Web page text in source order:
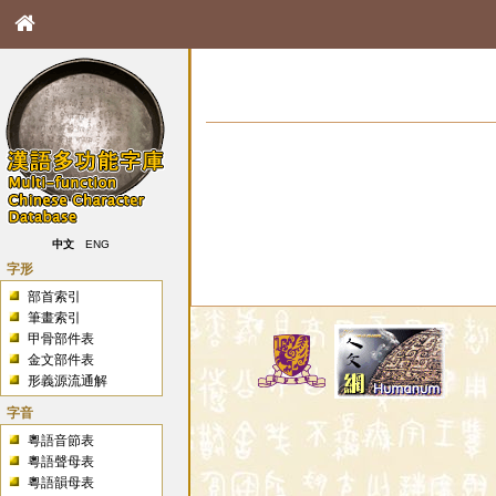
中文 ENG
字形
部首索引
筆畫索引
甲骨部件表
金文部件表
形義源流通解
字音
粵語音節表
粵語聲母表
粵語韻母表